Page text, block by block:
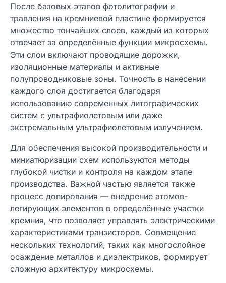
После базовых этапов фотолитографии и
травления на кремниевой пластине формируется
множество тончайших слоев, каждый из которых
отвечает за определённые функции микросхемы.
Эти слои включают проводящие дорожки,
изоляционные материалы и активные
полупроводниковые зоны. Точность в нанесении
каждого слоя достигается благодаря
использованию современных литографических
систем с ультрафиолетовым или даже
экстремальным ультрафиолетовым излучением.
Для обеспечения высокой производительности и
миниатюризации схем используются методы
глубокой чистки и контроля на каждом этапе
производства. Важной частью является также
процесс допирования — внедрение атомов-
легирующих элементов в определённые участки
кремния, что позволяет управлять электрическими
характеристиками транзисторов. Совмещение
нескольких технологий, таких как многослойное
осаждение металлов и диэлектриков, формирует
сложную архитектуру микросхемы.